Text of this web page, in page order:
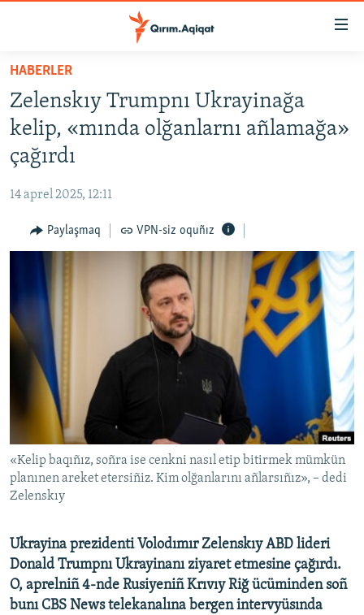
Esas
qaytmaq
Baş
navigatsiyağa
qaytmaq
Qıdıruvğa
qaytmaq
HABERLER
SİYASET
İQTİSADİYAT
MEDENİYET
İNSAN AQLARI
SÜRET
BLOGLAR
Русский
Українською
QOŞULIÑIZ!
RFE/RS bütün saytları
HABERLER
Zelenskıy Trumpnı Ukrayinağa
kelip, «mında olğanlarnı añlamağa»
çağırdı
14 aprel 2025, 12:11
Paylaşmaq VPN-siz oquñız
«Kelip baqıñız, soñra ise cenkni nasıl etip bitirmek mümkün
planınen areket etersiñiz. Kim olğanlarını añlarsıñız», – dedi
Zelenskıy
Ukrayina prezidenti Volodımır Zelenskıy ABD lideri
Donald Trumpnı Ukrayinanı ziyaret etmesine çağırdı.
O, aprelniñ 4-nde Rusiyeniñ Krıvıy Riğ ücüminden soñ
bunı CBS News telekanalına bergen intervyüsında